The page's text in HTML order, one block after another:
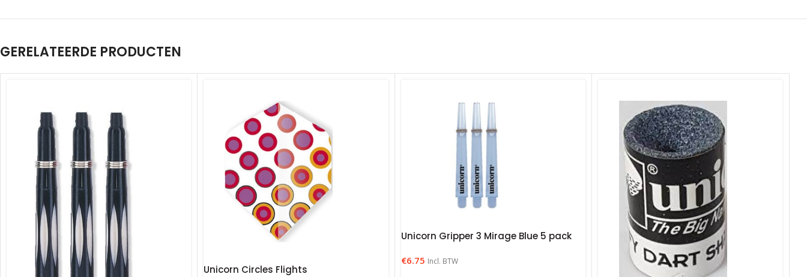
GERELATEERDE PRODUCTEN
Unicorn Circles Flights
Unicorn Gripper 3 Mirage Blue 5 pack
€6.75 Incl. BTW